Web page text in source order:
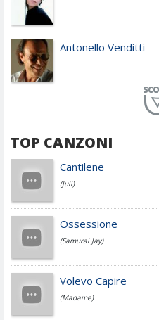
Antonello Venditti
Achille Lauro
Cesare Cremonini
Jovanotti
TOP CANZONI
Cantilene
(Juli)
Ossessione
(Samurai Jay)
Volevo Capire
(Madame)